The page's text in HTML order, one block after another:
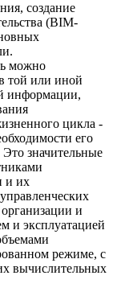
создание
(BIM-
можно
той или иной
информации,
цикла -
его
значительные
и их
и
и эксплуатацией
режиме, с
вычислительных